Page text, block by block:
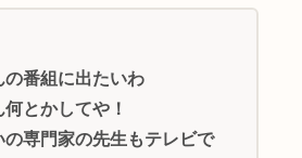
の番組に出たいわ
とかしてや！
の専門家の先生もテレビで